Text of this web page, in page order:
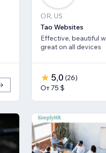
OR, US
Tao Websites
Effective, beautiful
great on all devices
5,0 (26)
От 75 $